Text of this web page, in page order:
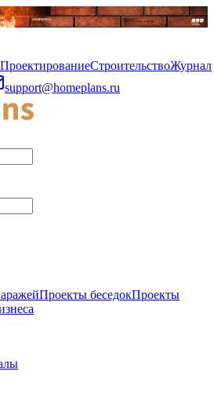
ПроектированиеСтроительствоЖурнал
support@homeplans.ru
Проекты беседокПроекты